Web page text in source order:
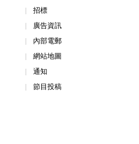
招標
廣告資訊
內部電郵
網站地圖
通知
節目投稿